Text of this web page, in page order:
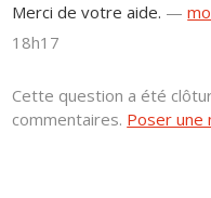
Merci de votre aide. —
18h17
Cette question a été
commentaires. Poser une